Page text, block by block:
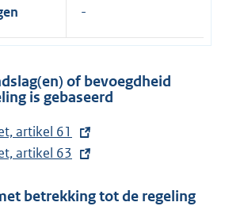
of bevoegdheid
is gebaseerd
artikel 61
artikel 63
betrekking tot de regeling